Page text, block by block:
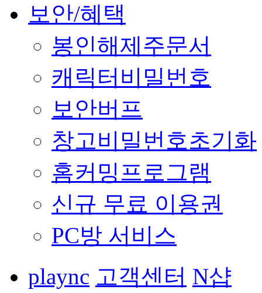
보안/혜택
봉인해제주문서
캐릭터비밀번호
보안버프
창고비밀번호초기화
홈커밍프로그램
신규 무료 이용권
PC방 서비스
plaync 고객센터 N샵